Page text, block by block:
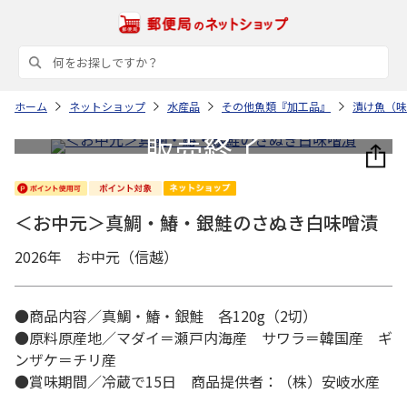
ホーム ネットショップ 水産品 その他魚類『加工品』 漬け魚（
＜お中元＞真鯛・鰆・銀鮭のさぬき白味噌漬
2026年 お中元（信越）
●商品内容／真鯛・鰆・銀鮭 各120g（2切）
●原料原産地／マダイ＝瀬戸内海産 サワラ＝韓国産 ギ
ンザケ＝チリ産
●賞味期間／冷蔵で15日 商品提供者：（株）安岐水産